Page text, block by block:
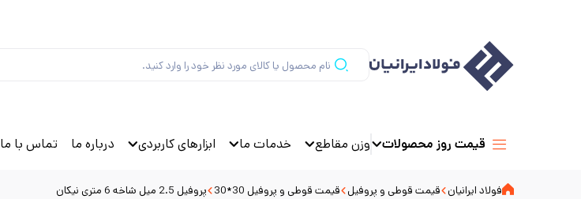
قیمت روز محصولات وزن مقاطع خدمات ما ابزارهای کاربردی درباره ما تماس با ما
فولاد ایرانیان قیمت قوطی و پروفیل قیمت قوطی و پروفیل 30*30 پروفیل 2.5 میل شاخه 6 متری نیکان